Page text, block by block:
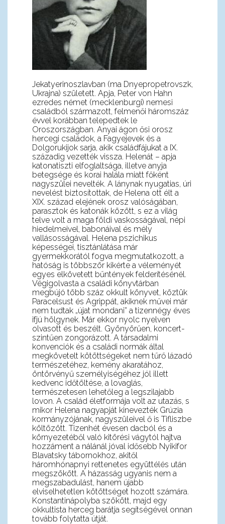
Jekatyerinoszlavban (ma Dnyepropetrovszk,
Ukrajna) született. Apja, Peter von Hahn
ezredes német (mecklenburgi) nemesi
családból származott, felmenői háromszáz
évvel korábban telepedtek le
Oroszországban. Anyai ágon ősi orosz
hercegi családok, a Fagyejevek és a
Dolgorukijok sarja, akik családfájukat a IX.
századig vezették vissza. Helenát – apja
katonatiszti elfoglaltsága, illetve anyja
betegsége és korai halála miatt főként
nagyszülei nevelték. A lánynak nyugatias, úri
nevelést biztosítottak, de Helena ott élt a
XIX. század elejének orosz valóságában,
parasztok és katonák között, s ez a világ
telve volt a maga földi vaskosságával, népi
hiedelmeivel, babonáival és mély
vallásosságával. Helena pszichikus
képességei, tisztánlátása már
gyermekkorától fogva megmutatkozott, a
hatóság is többször kikérte a véleményét
egyes elkövetett bűntények felderítésénél.
Végigolvasta a családi könyvtárban
megbújó több száz okkult könyvet, köztük
Paracelsust és Agrippát, akiknek művei már
nem tudtak „újat mondani” a tizennégy éves
ifjú hölgynek. Már ekkor nyolc nyelven
olvasott és beszélt. Gyönyörűen, koncert-
szintűen zongorázott. A társadalmi
konvenciók és a családi normák által
megkövetelt kötöttségeket nem tűrő lázadó
természetéhez, kemény akaratához,
öntörvényű személyiségéhez jól illett
kedvenc időtöltése, a lovaglás,
természetesen lehetőleg a legszilajabb
lovon. A család életformája volt az utazás, s
mikor Helena nagyapját kinevezték Grúzia
kormányzójának, nagyszüleivel ő is Tifliszbe
költözött. Tizenhét évesen dacból és a
környezetéből való kitörési vágytól hajtva
hozzáment a nálánál jóval idősebb Nyikifor
Blavatsky tábornokhoz, akitől
háromhónapnyi rettenetes együttélés után
megszökött. A házasság ugyanis nem a
megszabadulást, hanem újabb
elviselhetetlen kötöttséget hozott számára.
Konstantinápolyba szökött, majd egy
okkultista herceg barátja segítségével onnan
tovább folytatta útját.